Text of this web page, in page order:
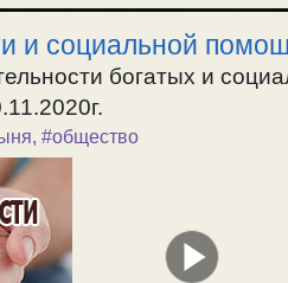
и социальной
богатых и
, #общество